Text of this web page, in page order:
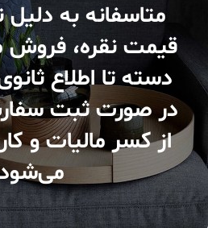
متاسفانه به
قیمت نقره، فروش
دسته تا اطلاع
در صورت ثبت
از کسر مالیات و